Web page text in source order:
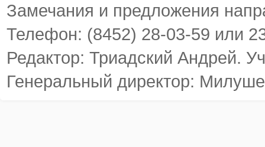
Замечания и предложения
Телефон: (8452) 28-03-59 или
Редактор: Триадский Андрей.
Генеральный директор: